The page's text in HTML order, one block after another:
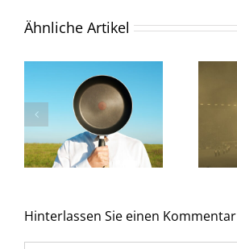
Ähnliche Artikel
Hinterlassen Sie einen Kommentar